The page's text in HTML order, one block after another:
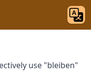
use "bleiben"